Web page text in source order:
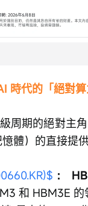
時代的「絕對算
周期的絕對主
體）的直接提
：
和 HBM3E